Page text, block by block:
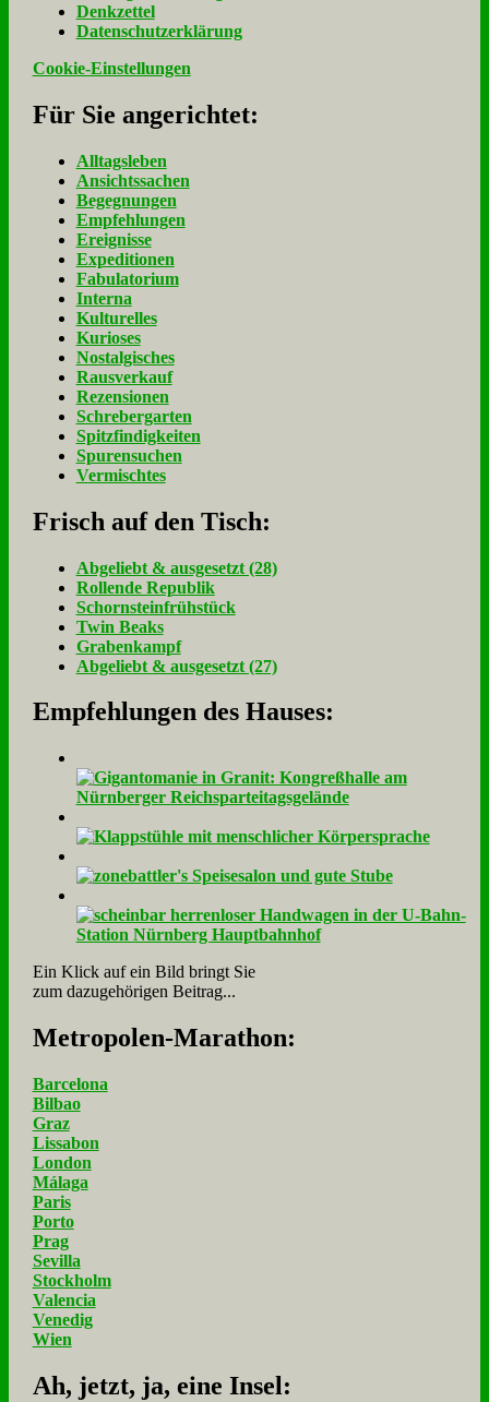
Denk­zet­tel
Da­ten­schutz­er­klä­rung
Cookie-Einstellungen
Für Sie an­ge­rich­tet:
Alltagsleben
Ansichtssachen
Begegnungen
Empfehlungen
Ereignisse
Expeditionen
Fabulatorium
Interna
Kulturelles
Kurioses
Nostalgisches
Rausverkauf
Rezensionen
Schrebergarten
Spitzfindigkeiten
Spurensuchen
Vermischtes
Frisch auf den Tisch:
Ab­ge­liebt & aus­ge­setzt (28)
Rol­len­de Re­pu­blik
Schorn­stein­früh­stück
Twin Beaks
Gra­ben­kampf
Ab­ge­liebt & aus­ge­setzt (27)
Empfehlungen des Hauses:
Ein Klick auf ein Bild bringt Sie
zum dazugehörigen Beitrag...
Me­tro­po­len-Ma­ra­thon:
Barcelona
Bilbao
Graz
Lissabon
London
Málaga
Paris
Porto
Prag
Sevilla
Stockholm
Valencia
Venedig
Wien
Ah, jetzt, ja, ei­ne In­sel: